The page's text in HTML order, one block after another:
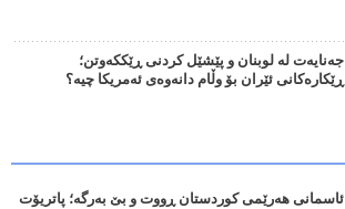
جەنایەت لە لوبنان و پێشێل کردنی ڕێککەوتن؛
ڕێکارەکانی ئێران بۆ وڵام دانەوەی ئەمریکا چیە؟
ئاسمانی هەرێمی کوردستان ڕووت و بێ بەرگە؛ پاتریۆت